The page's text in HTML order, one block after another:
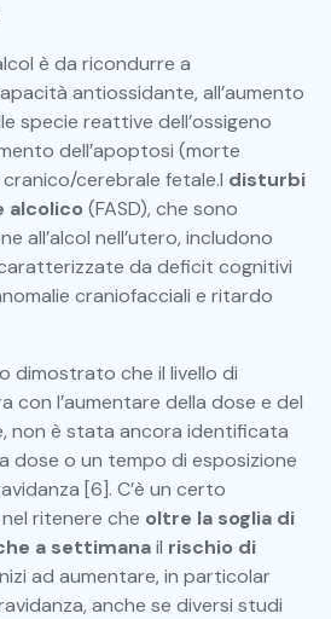
è da ricondurre a
antiossidante, all’aumento
specie reattive dell’ossigeno
dell’apoptosi (morte
cerebrale fetale.I disturbi
alcolico (FASD), che sono
all’alcol nell’utero, includono
da deficit cognitivi
craniofacciali e ritardo
dimostrato che il livello di
l’aumentare della dose e del
non è stata ancora identificata
dose o un tempo di esposizione
[6]. C’è un certo
ritenere che oltre la soglia di
a settimanail rischio di
ad aumentare, in particolar
anche se diversi studi